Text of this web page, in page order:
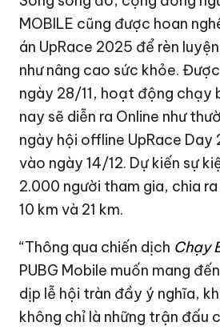
MOBILE cũng được hoan
án UpRace 2025 để rèn
như nâng cao sức khỏe.
ngày 28/11, hoạt động chạy
nay sẽ diễn ra Online như
ngày hội offline UpRace Day
vào ngày 14/12. Dự kiến sự
2.000 người tham gia, chia
10 km và 21 km.
“Thông qua chiến dịch Chạy
PUBG Mobile muốn mang
dịp lễ hội tràn đầy ý nghĩa,
không chỉ là những trận đấu